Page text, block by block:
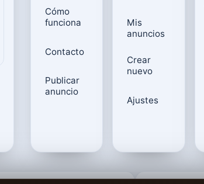
Cómo
funciona
Contacto
Publicar
anuncio
Mis
anuncios
Crear
nuevo
Ajustes